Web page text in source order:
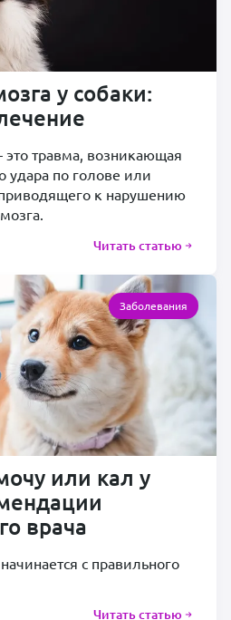
у собаки:
травма, возникающая
удара по голове или
к нарушению
Читать статью
или кал у
врача
с правильного
Читать статью
Заболевания